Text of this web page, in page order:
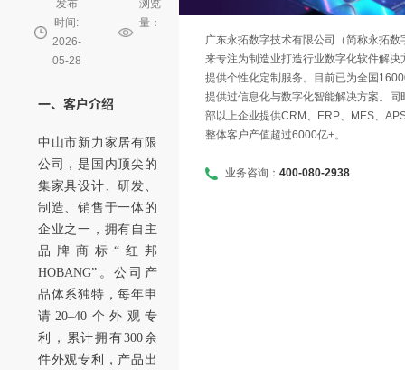
发布
时间:
2026-
05-28
浏览
量：
一、客户介绍
中山市新力家居有限
公司，是国内顶尖的
集家具设计、研发、
制造、销售于一体的
企业之一，拥有自主
品牌商标“红邦
HOBANG”。公司产
品体系独特，每年申
请20–40个外观专
利，累计拥有300余
件外观专利，产品出
广东永拓数字技术有限公司（简称永拓
来专注为制造业打造行业数字化软件解决
提供个性化定制服务。目前已为全国
提供过信息化与数字化智能解决方案。
部以上企业提供CRM、ERP、MES、
整体客户产值超过6000亿+。
业务咨询： 400-080-2938